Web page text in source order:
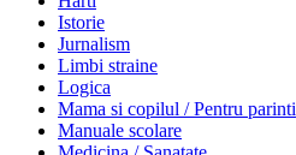
Istorie
Jurnalism
Limbi straine
Logica
Mama si copilul / Pentru parinti
Manuale scolare